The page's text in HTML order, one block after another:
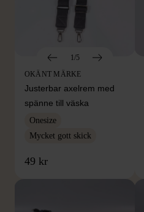
1/5
OKÄNT MÄRKE
Justerbar axelrem med
spänne till väska
Onesize
Mycket gott skick
49 kr